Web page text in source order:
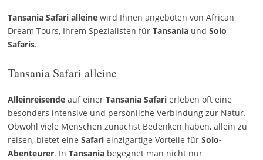
Tansania Safari alleine wird Ihnen angeboten von African
Dream Tours, Ihrem Spezialisten für Tansaniaund Solo
Safaris.
Tansania Safari alleine
Alleinreisendeauf einer Tansania Safarierleben oft eine
besonders intensive und persönliche Verbindung zur Natur.
Obwohl viele Menschen zunächst Bedenken haben, allein zu
reisen, bietet eine Safarieinzigartige Vorteile für Solo-
Abenteurer. In Tansaniabegegnet man nicht nur